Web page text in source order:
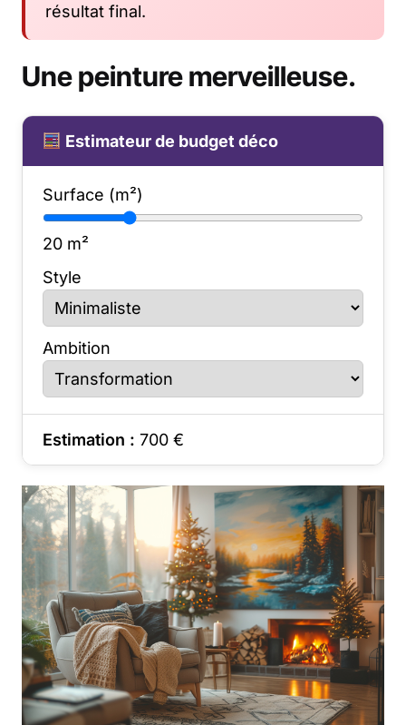
résultat final.
Une peinture merveilleuse.
Estimateur de budget déco
Surface (m²)
20 m²
Style
Ambition
Estimation : 700 €